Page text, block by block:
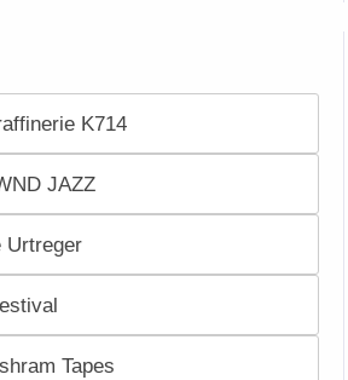
K714
JAZZ
Urtreger
Tapes